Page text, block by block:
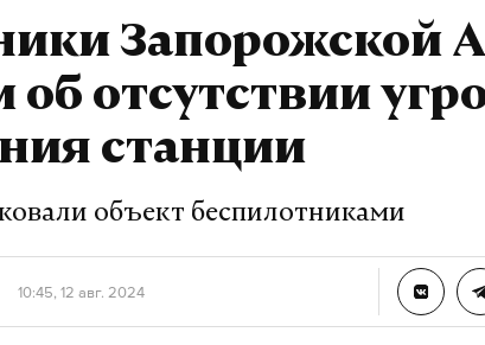
Запорожской
об отсутствии
станции
объект беспилотниками
10:45, 12 авг. 2024